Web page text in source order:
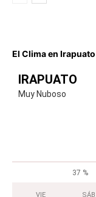
El Clima en Irapuato
IRAPUATO
Muy Nuboso
37 %
VIE SÁB